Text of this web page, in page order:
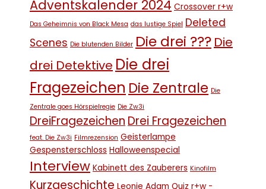
Adventskalender 2024 Crossover r+w
Das Geheimnis von Black Mesa das lustige Spiel Deleted
Scenes Die blutenden Bilder Die drei ??? Die
drei Detektive Die drei
Fragezeichen Die Zentrale Die
Zentrale goes Hörspielregie Die Zw3i
DreiFragezeichen Drei Fragezeichen
feat. Die Zw3i Filmrezension Geisterlampe
Gespensterschloss Halloweenspecial
Interview Kabinett des Zauberers Kinofilm
Kurzgeschichte Leonie Adam Quiz r+w -